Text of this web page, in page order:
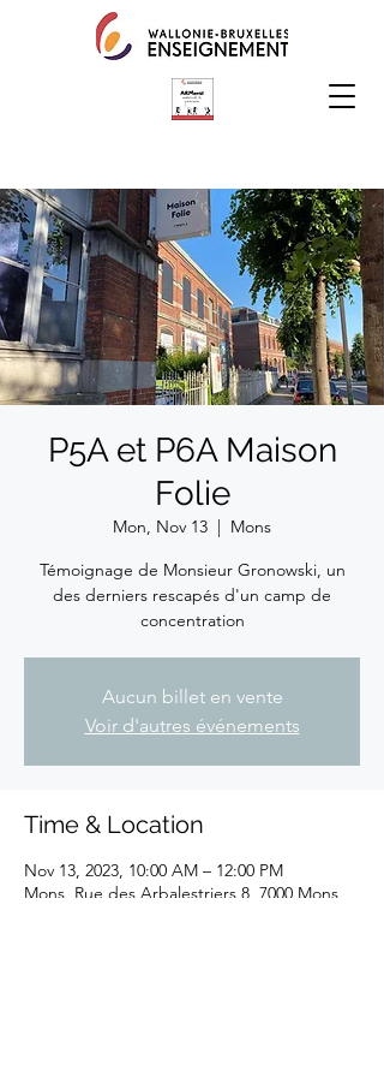
P5A et P6A Maison
Folie
Mon, Nov 13
  |
Mons
Témoignage de Monsieur Gronowski, un
des derniers rescapés d'un camp de
concentration
Aucun billet en vente
Voir d'autres événements
Time & Location
Nov 13, 2023, 10:00 AM – 12:00 PM
Mons, Rue des Arbalestriers 8, 7000 Mons,